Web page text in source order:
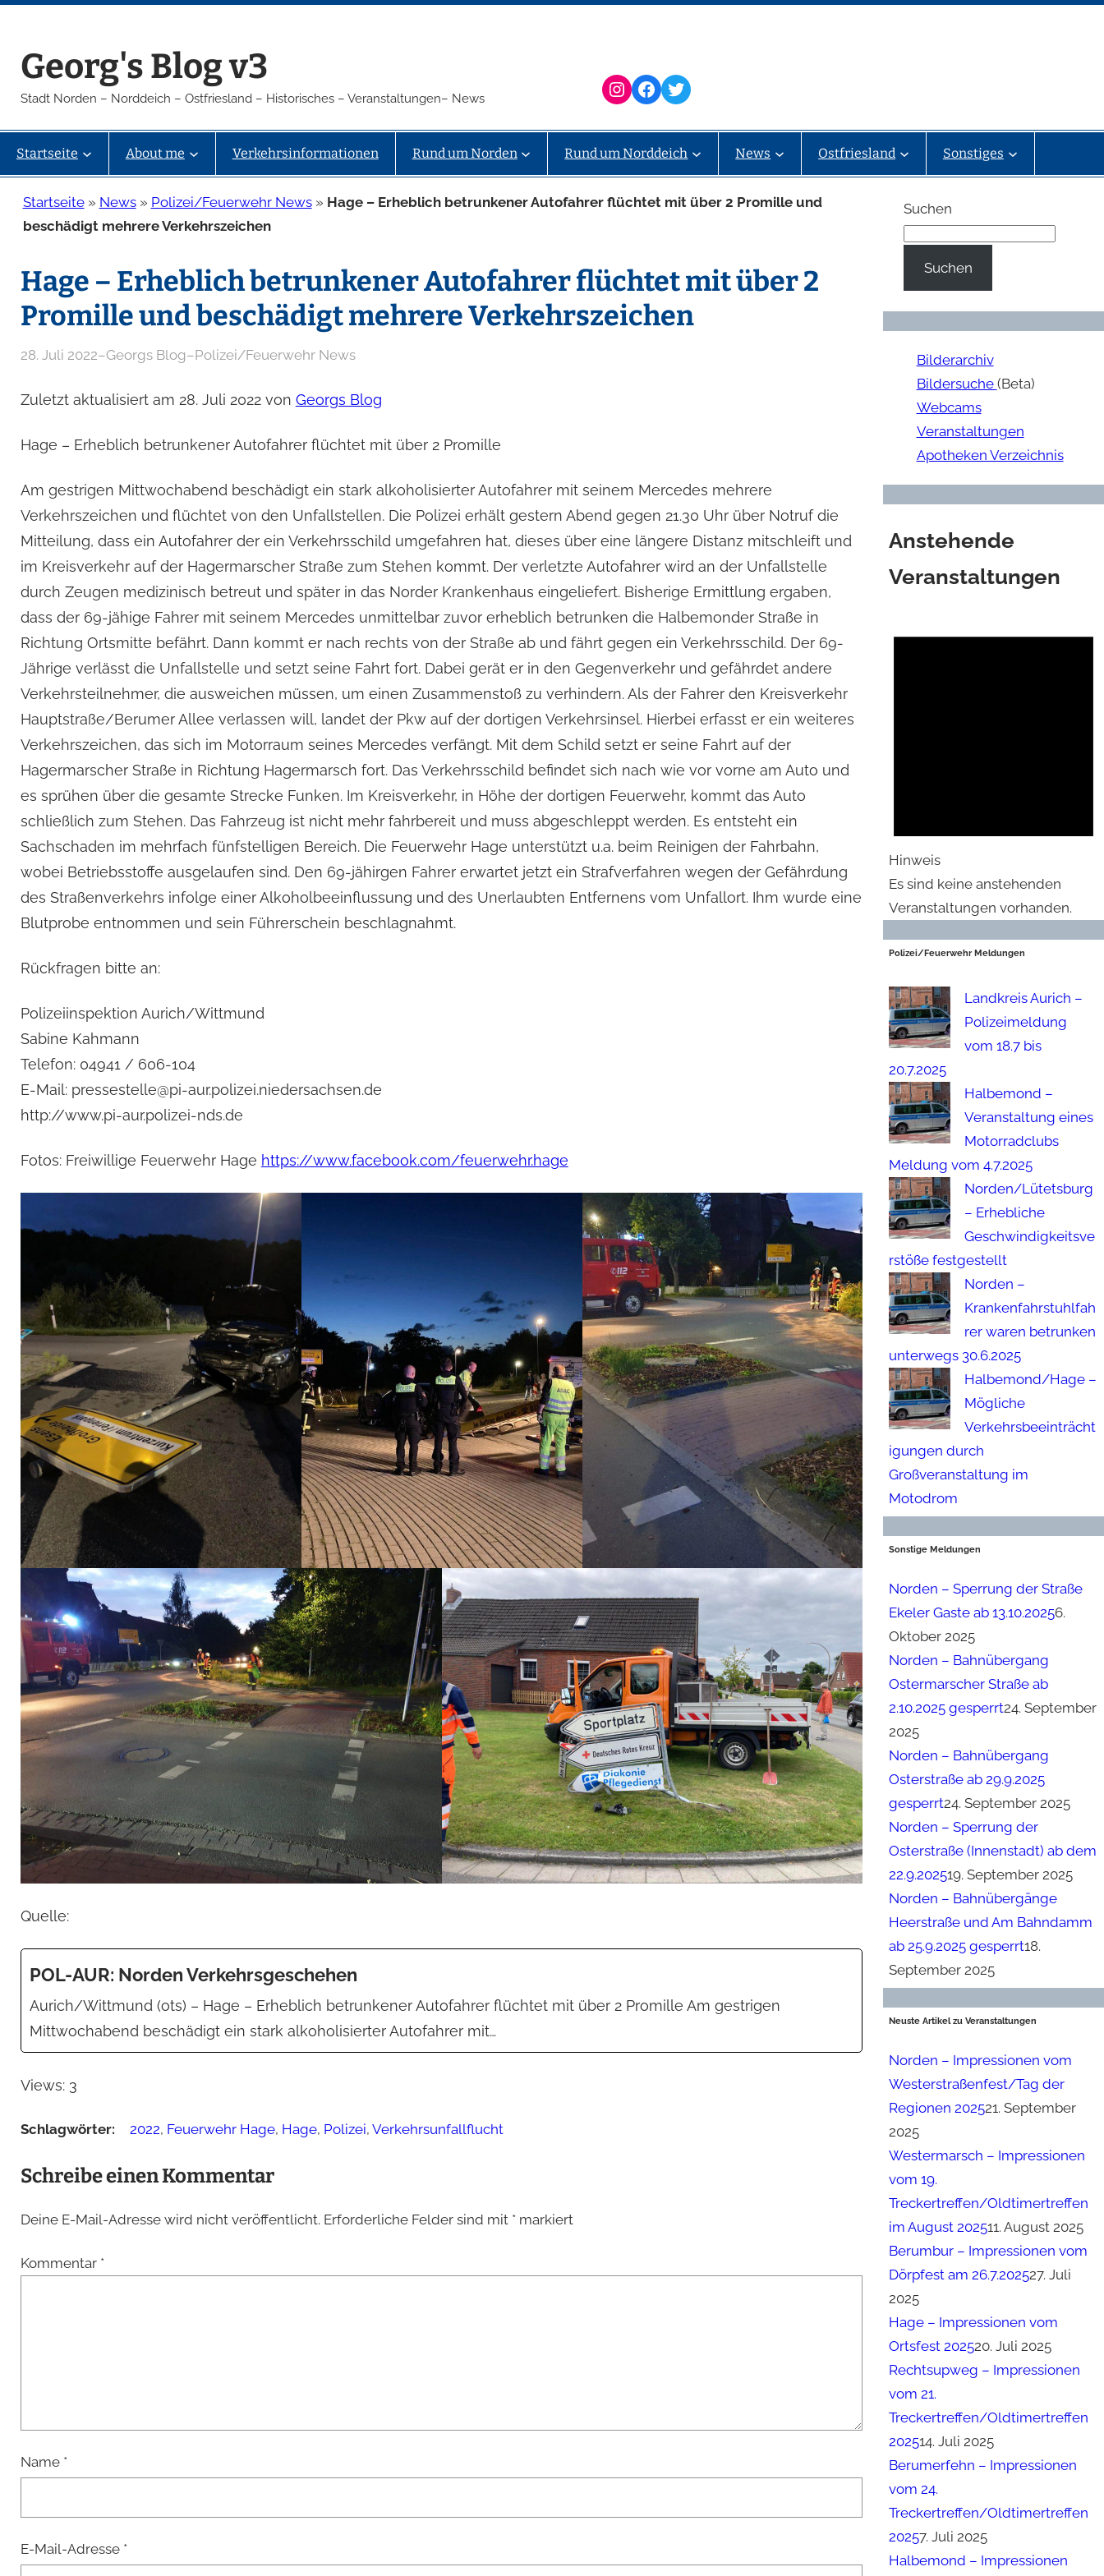
springen
Georg's Blog v3
Stadt Norden – Norddeich – Ostfriesland – Historisches – Veranstaltungen– News Instagram Facebook Twitter
Startseite About me Verkehrsinformationen Rund um Norden Rund um Norddeich News Ostfriesland Sonstiges
Startseite» News» Polizei/Feuerwehr News» Hage – Erheblich betrunkener Autofahrer flüchtet mit über 2 Promille und
beschädigt mehrere Verkehrszeichen
Hage – Erheblich betrunkener Autofahrer flüchtet mit über 2
Promille und beschädigt mehrere Verkehrszeichen
28. Juli 2022–Georgs Blog–Polizei/Feuerwehr News
Zuletzt aktualisiert am 28. Juli 2022 von Georgs Blog
Hage – Erheblich betrunkener Autofahrer flüchtet mit über 2 Promille
Am gestrigen Mittwochabend beschädigt ein stark alkoholisierter Autofahrer mit seinem Mercedes mehrere
Verkehrszeichen und flüchtet von den Unfallstellen. Die Polizei erhält gestern Abend gegen 21.30 Uhr über Notruf die
Mitteilung, dass ein Autofahrer der ein Verkehrsschild umgefahren hat, dieses über eine längere Distanz mitschleift und
im Kreisverkehr auf der Hagermarscher Straße zum Stehen kommt. Der verletzte Autofahrer wird an der Unfallstelle
durch Zeugen medizinisch betreut und später in das Norder Krankenhaus eingeliefert. Bisherige Ermittlung ergaben,
dass der 69-jähige Fahrer mit seinem Mercedes unmittelbar zuvor erheblich betrunken die Halbemonder Straße in
Richtung Ortsmitte befährt. Dann kommt er nach rechts von der Straße ab und fährt gegen ein Verkehrsschild. Der 69-
Jährige verlässt die Unfallstelle und setzt seine Fahrt fort. Dabei gerät er in den Gegenverkehr und gefährdet andere
Verkehrsteilnehmer, die ausweichen müssen, um einen Zusammenstoß zu verhindern. Als der Fahrer den Kreisverkehr
Hauptstraße/Berumer Allee verlassen will, landet der Pkw auf der dortigen Verkehrsinsel. Hierbei erfasst er ein weiteres
Verkehrszeichen, das sich im Motorraum seines Mercedes verfängt. Mit dem Schild setzt er seine Fahrt auf der
Hagermarscher Straße in Richtung Hagermarsch fort. Das Verkehrsschild befindet sich nach wie vor vorne am Auto und
es sprühen über die gesamte Strecke Funken. Im Kreisverkehr, in Höhe der dortigen Feuerwehr, kommt das Auto
schließlich zum Stehen. Das Fahrzeug ist nicht mehr fahrbereit und muss abgeschleppt werden. Es entsteht ein
Sachschaden im mehrfach fünfstelligen Bereich. Die Feuerwehr Hage unterstützt u.a. beim Reinigen der Fahrbahn,
wobei Betriebsstoffe ausgelaufen sind. Den 69-jähirgen Fahrer erwartet jetzt ein Strafverfahren wegen der Gefährdung
des Straßenverkehrs infolge einer Alkoholbeeinflussung und des Unerlaubten Entfernens vom Unfallort. Ihm wurde eine
Blutprobe entnommen und sein Führerschein beschlagnahmt.
Rückfragen bitte an:
Polizeiinspektion Aurich/Wittmund
Sabine Kahmann
Telefon: 04941 / 606-104
E-Mail: pressestelle@pi-aur.polizei.niedersachsen.de
http://www.pi-aur.polizei-nds.de
Fotos: Freiwillige Feuerwehr Hage https://www.facebook.com/feuerwehr.hage
Quelle:
POL-AUR: Norden Verkehrsgeschehen
Aurich/Wittmund (ots) – Hage – Erheblich betrunkener Autofahrer flüchtet mit über 2 Promille Am gestrigen
Mittwochabend beschädigt ein stark alkoholisierter Autofahrer mit…
Views: 3
Schlagwörter: 2022, Feuerwehr Hage, Hage, Polizei,Verkehrsunfallflucht
Schreibe einen Kommentar
Deine E-Mail-Adresse wird nicht veröffentlicht. Erforderliche Felder sind mit *markiert
Kommentar *
Name *
E-Mail-Adresse *
Suchen
Suchen
Bilderarchiv
Bildersuche (Beta)
Webcams
Veranstaltungen
Apotheken Verzeichnis
Anstehende
Veranstaltungen
Hinweis
Es sind keine anstehenden
Veranstaltungen vorhanden.
Polizei/Feuerwehr Meldungen
Landkreis Aurich –
Polizeimeldung
vom 18.7 bis
20.7.2025
Halbemond –
Veranstaltung eines
Motorradclubs
Meldung vom 4.7.2025
Norden/Lütetsburg
– Erhebliche
Geschwindigkeitsve
rstöße festgestellt
Norden –
Krankenfahrstuhlfah
rer waren betrunken
unterwegs 30.6.2025
Halbemond/Hage –
Mögliche
Verkehrsbeeinträcht
igungen durch
Großveranstaltung im
Motodrom
Sonstige Meldungen
Norden – Sperrung der Straße
Ekeler Gaste ab 13.10.20256.
Oktober 2025
Norden – Bahnübergang
Ostermarscher Straße ab
2.10.2025 gesperrt24. September
2025
Norden – Bahnübergang
Osterstraße ab 29.9.2025
gesperrt24. September 2025
Norden – Sperrung der
Osterstraße (Innenstadt) ab dem
22.9.202519. September 2025
Norden – Bahnübergänge
Heerstraße und Am Bahndamm
ab 25.9.2025 gesperrt18.
September 2025
Neuste Artikel zu Veranstaltungen
Norden – Impressionen vom
Westerstraßenfest/Tag der
Regionen 202521. September
2025
Westermarsch – Impressionen
vom 19.
Treckertreffen/Oldtimertreffen
im August 202511. August 2025
Berumbur – Impressionen vom
Dörpfest am 26.7.202527. Juli
2025
Hage – Impressionen vom
Ortsfest 202520. Juli 2025
Rechtsupweg – Impressionen
vom 21.
Treckertreffen/Oldtimertreffen
202514. Juli 2025
Berumerfehn – Impressionen
vom 24.
Treckertreffen/Oldtimertreffen
20257. Juli 2025
Halbemond – Impressionen